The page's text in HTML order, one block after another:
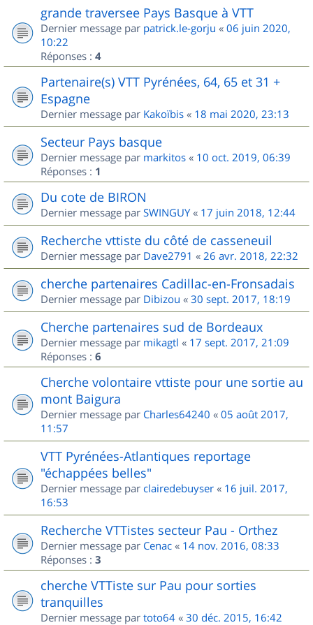
grande traversee Pays Basque à VTT
Dernier message par patrick.le-gorju « 06 juin 2020,
10:22
Réponses : 4
Partenaire(s) VTT Pyrénées, 64, 65 et 31 +
Espagne
Dernier message par Kakoïbis « 18 mai 2020, 23:13
Secteur Pays basque
Dernier message par markitos « 10 oct. 2019, 06:39
Réponses : 1
Du cote de BIRON
Dernier message par SWINGUY« 17 juin 2018, 12:44
Recherche vttiste du côté de casseneuil
Dernier message par Dave2791 « 26 avr. 2018, 22:32
cherche partenaires Cadillac-en-Fronsadais
Dernier message par Dibizou « 30 sept. 2017, 18:19
Cherche partenaires sud de Bordeaux
Dernier message par mikagtl « 17 sept. 2017, 21:09
Réponses : 6
Cherche volontaire vttiste pour une sortie au
mont Baigura
Dernier message par Charles64240 « 05 août 2017,
11:57
VTT Pyrénées-Atlantiques reportage
"échappées belles"
Dernier message par clairedebuyser « 16 juil. 2017,
16:53
Recherche VTTistes secteur Pau - Orthez
Dernier message par Cenac « 14 nov. 2016, 08:33
Réponses : 3
cherche VTTiste sur Pau pour sorties
tranquilles
Dernier message par toto64 « 30 déc. 2015, 16:42